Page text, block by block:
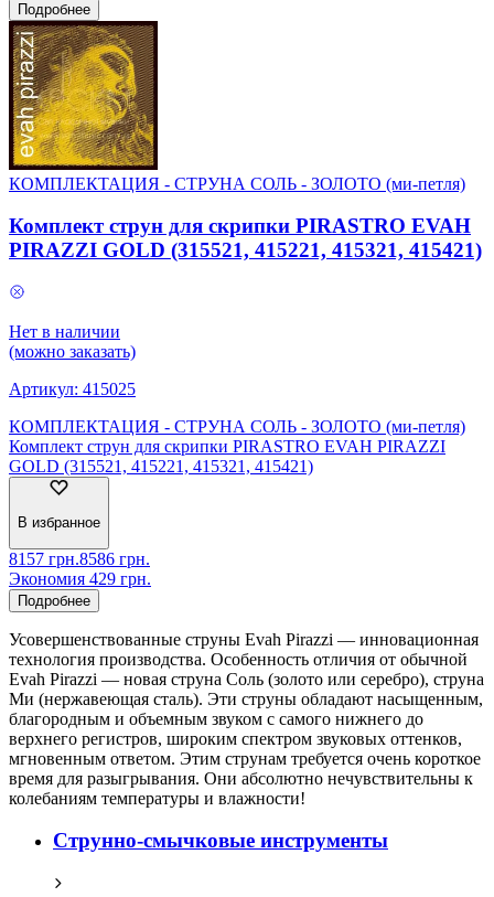
Подробнее
КОМПЛЕКТАЦИЯ - СТРУНА СОЛЬ - ЗОЛОТО (ми-петля)
Комплект струн для скрипки PIRASTRO EVAH
PIRAZZI GOLD (315521, 415221, 415321, 415421)
Нет в наличии
(можно заказать)
Артикул: 415025
КОМПЛЕКТАЦИЯ - СТРУНА СОЛЬ - ЗОЛОТО (ми-петля)
Комплект струн для скрипки PIRASTRO EVAH PIRAZZI
GOLD (315521, 415221, 415321, 415421)
В избранное
8157 грн.8586 грн.
Экономия 429 грн.
Подробнее
Усовершенствованные струны Evah Pirazzi — инновационная
технология производства. Особенность отличия от обычной
Evah Pirazzi — новая струна Соль (золото или серебро), струна
Ми (нержавеющая сталь). Эти струны обладают насыщенным,
благородным и объемным звуком с самого нижнего до
верхнего регистров, широким спектром звуковых оттенков,
мгновенным ответом. Этим струнам требуется очень короткое
время для разыгрывания. Они абсолютно нечувствительны к
колебаниям температуры и влажности!
Струнно-смычковые инструменты